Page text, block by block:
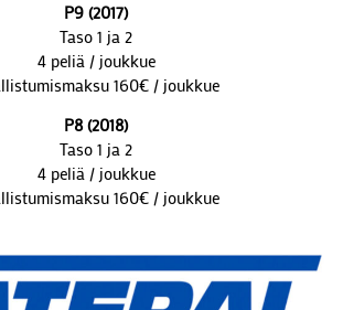
P9 (2017)
Taso 1 ja 2
4 peliä / joukkue
160€ / joukkue
P8 (2018)
Taso 1 ja 2
4 peliä / joukkue
160€ / joukkue